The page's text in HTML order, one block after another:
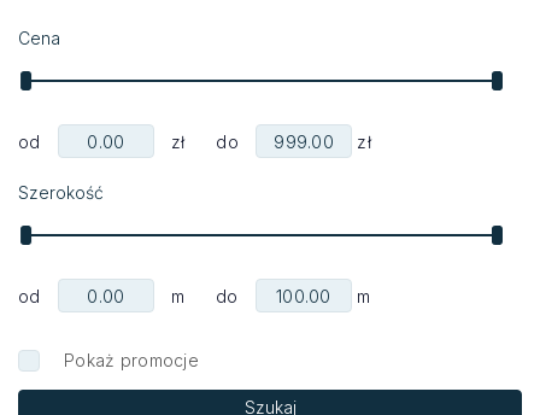
Cena
od zł do zł
Szerokość
od m do m
Pokaż promocje
Szukaj